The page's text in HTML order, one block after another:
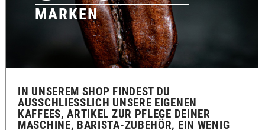
MARKEN
IN UNSEREM SHOP FINDEST DU
AUSSCHLIESSLICH UNSERE EIGENEN K
AFFEES, ARTIKEL ZUR PFLEGE DEINER M
ASCHINE, BARISTA-ZUBEHÖR, EIN WENIG G